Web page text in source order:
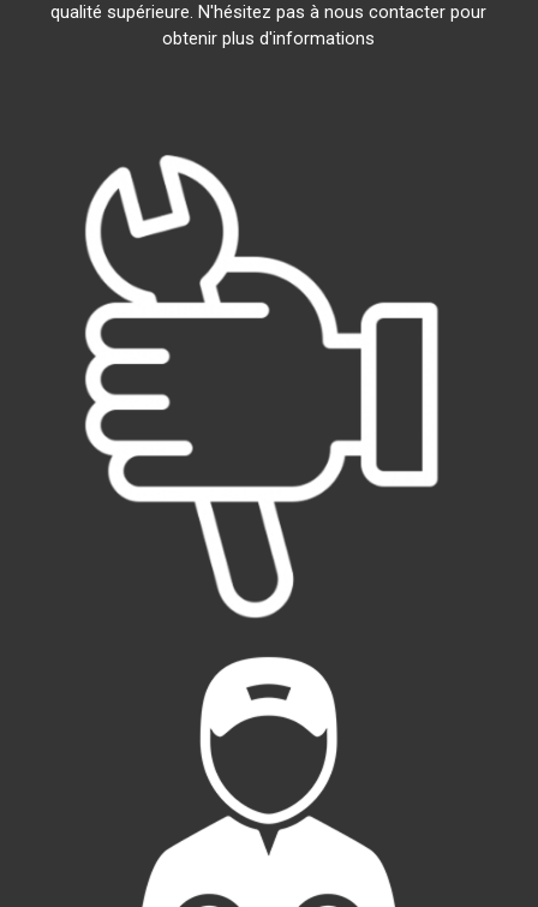
qualité supérieure. N'hésitez pas à nous contacter pour
obtenir plus d'informations